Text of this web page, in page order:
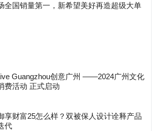
全国销量第一，新希望美好再造超级大单
Guangzhou创意广州 ——2024广州文化
费活动 正式启动
享财富25怎么样？双被保人设计诠释产品
代